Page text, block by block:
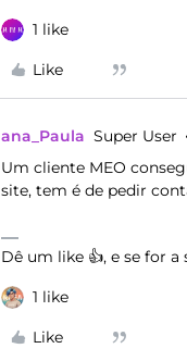
1 like
Like
ana_Paula Super User
Um cliente MEO
site, tem é de pedir
Dê um like 👍, e se for
1 like
Like